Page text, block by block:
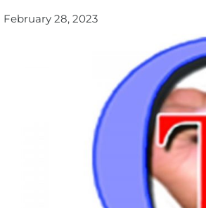
February 28, 2023